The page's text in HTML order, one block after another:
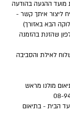
ההגעה בהודעה
ליצור איתך קשר -
הבא באזורך)
שהזנת בהזמנה
של 32 ₪ (משלוח לאילת והסביבה
מולנו מראש
08-
הבית - בתיאום